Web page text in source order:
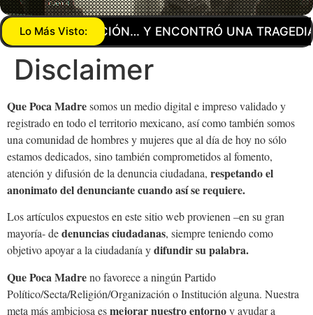
Lo Más Visto:
PEREGRINACIÓN… Y ENCONTRÓ UNA TRAGEDIA
Disclaimer
Que Poca Madresomos un medio digital e impreso validado y
registrado en todo el territorio mexicano, así como también somos
una comunidad de hombres y mujeres que al día de hoy no sólo
estamos dedicados, sino también comprometidos al fomento,
atención y difusión de la denuncia ciudadana, respetando el
anonimato del denunciante cuando así se requiere.
Los artículos expuestos en este sitio web provienen –en su gran
mayoría- dedenuncias ciudadanas, siempre teniendo como
objetivo apoyar a la ciudadanía ydifundir su palabra.
Que Poca Madreno favorece a ningún Partido
Político/Secta/Religión/Organización o Institución alguna. Nuestra
meta más ambiciosa esmejorar nuestro entornoy ayudar a